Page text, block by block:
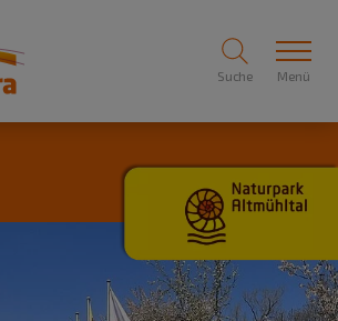
Suche Menü